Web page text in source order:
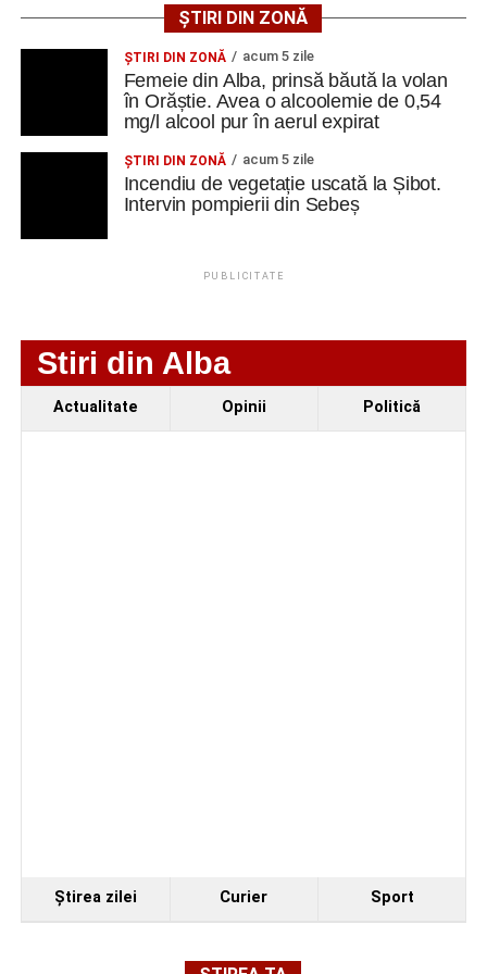
Secretul succesului în afaceri, dezvăluit de
antreprenorul Alexandru Jittu care a lucrat pentru
Elon Musk: „Dacă nu faci asta ai mari șanse să
Messenger WhatsApp Twitter
AGENT OCUPAŢIA
NR.
LMV
NR. TELEFON/E-
LUCRATOR
COMERCIAL
1 0744535450
Adaugă cugirinfo.ro ca sursă
preferată pe Google
Ultimele știri din Cugir
mașină solară. Vehiculul a ajuns și la o expoziție din
Berlin
Trei profesori ai Colegiului Național „David Prodan”
ȘTIRI DIN ZONĂ
ŞTIRI DIN ZONĂ acum 5 zile
Femeie din Alba, prinsă băută la volan
în Orăștie. Avea o alcoolemie de 0,54
mg/l alcool pur în aerul expirat
ŞTIRI DIN ZONĂ acum 5 zile
Incendiu de vegetație uscată la Șibot.
Intervin pompierii din Sebeș
PUBLICITATE
Stiri din Alba
Actualitate Opinii Politică
Ştirea zilei Curier Sport